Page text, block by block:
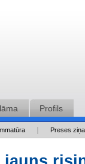
Profils
Preses